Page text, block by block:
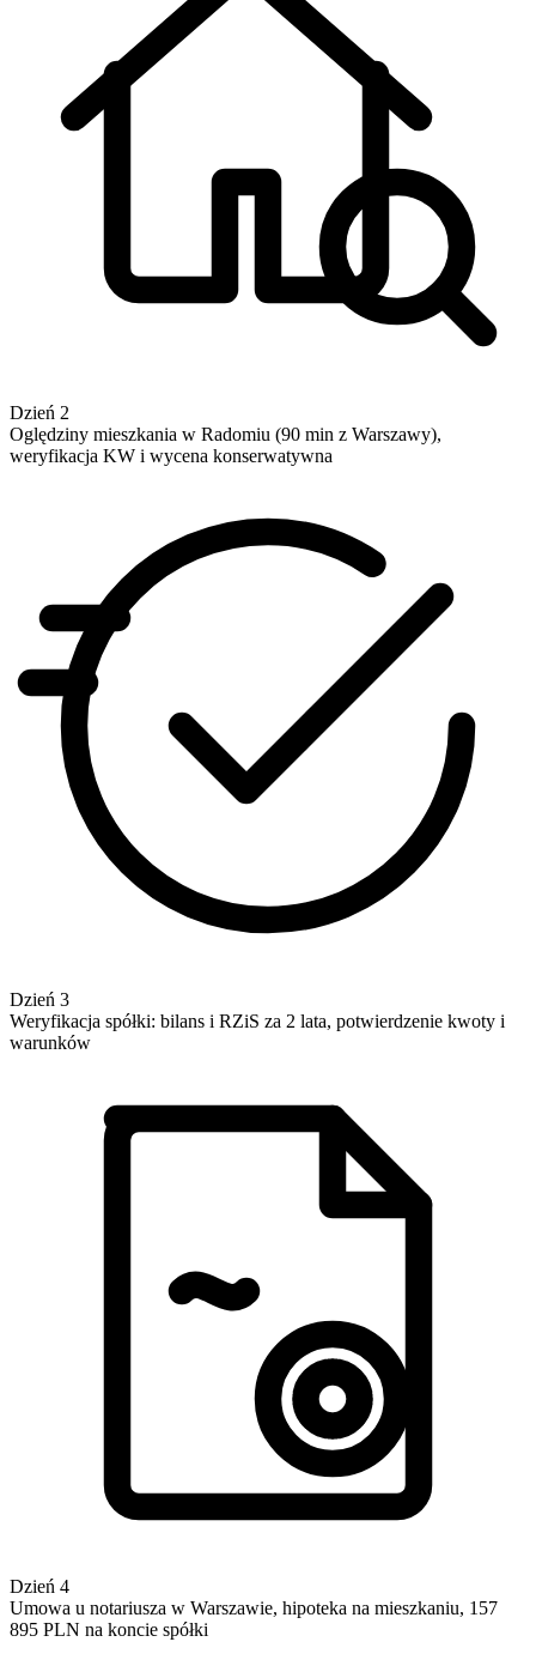
Dzień 2
Oględziny mieszkania w Radomiu (90 min z Warszawy),
weryfikacja KW i wycena konserwatywna
Dzień 3
Weryfikacja spółki: bilans i RZiS za 2 lata, potwierdzenie kwoty i
warunków
Dzień 4
Umowa u notariusza w Warszawie, hipoteka na mieszkaniu, 157
895 PLN na koncie spółki